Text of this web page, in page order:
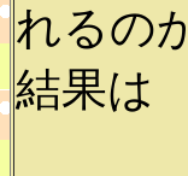
れるの
結果は